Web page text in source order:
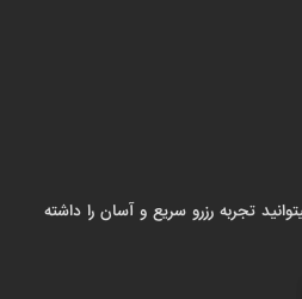
تجربه رزرو سریع و آسان را داشته